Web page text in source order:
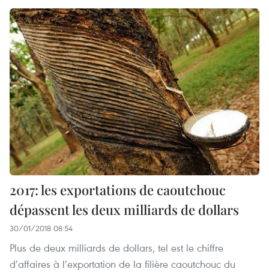
2017: les exportations de caoutchouc
dépassent les deux milliards de dollars
30/01/2018 08:54
Plus de deux milliards de dollars, tel est le chiffre
d’affaires à l’exportation de la filière caoutchouc du